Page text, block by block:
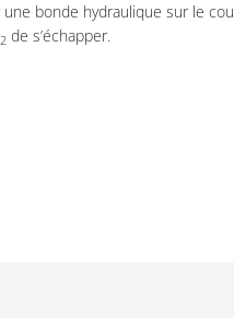
une bonde hydraulique sur le
2 de s’échapper.